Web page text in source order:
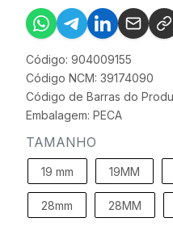
Código: 904009155
Código NCM: 39174090
Código de Barras do
Embalagem: PECA
TAMANHO
19 mm 19MM
28mm 28MM